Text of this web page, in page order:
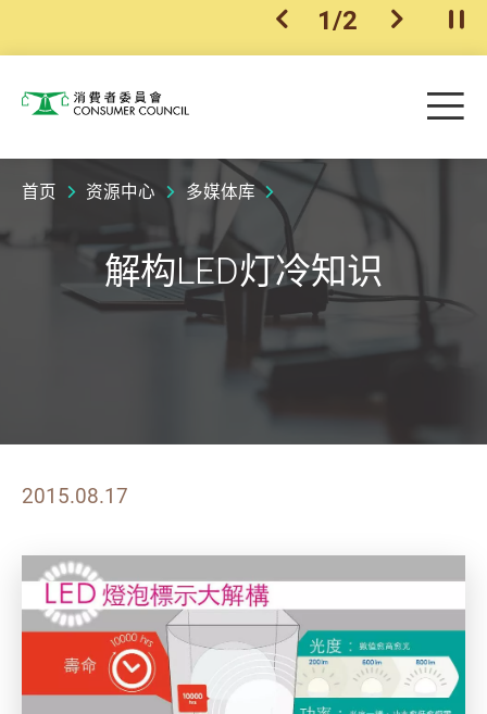
上一个
1/2 下一个开
消费者委员会 目
首页 资源中心 多媒体库
解构LED灯冷知识
2015.08.17